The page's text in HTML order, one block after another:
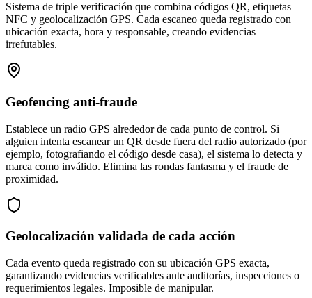
Sistema de triple verificación que combina códigos QR, etiquetas
NFC y geolocalización GPS. Cada escaneo queda registrado con
ubicación exacta, hora y responsable, creando evidencias
irrefutables.
Geofencing anti-fraude
Establece un radio GPS alrededor de cada punto de control. Si
alguien intenta escanear un QR desde fuera del radio autorizado (por
ejemplo, fotografiando el código desde casa), el sistema lo detecta y
marca como inválido. Elimina las rondas fantasma y el fraude de
proximidad.
Geolocalización validada de cada acción
Cada evento queda registrado con su ubicación GPS exacta,
garantizando evidencias verificables ante auditorías, inspecciones o
requerimientos legales. Imposible de manipular.